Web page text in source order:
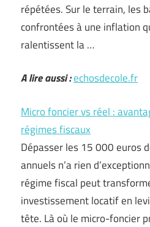
répétées. Sur le terrain, les
confrontées à une inflation
ralentissent la …
A lire aussi :echosdecole.fr
Micro foncier vs réel :
régimes fiscaux
Dépasser les 15 000 euros
annuels n’a rien
régime fiscal peut
investissement locatif en
tête. Là où le micro-foncier